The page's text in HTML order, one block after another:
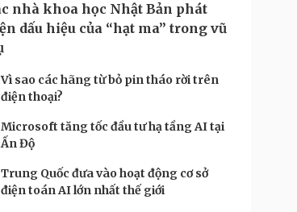
nhà khoa học Nhật Bản phát
dấu hiệu của “hạt ma” trong vũ
Vì sao các hãng từ bỏ pin tháo rời trên
điện thoại?
Microsoft tăng tốc đầu tư hạ tầng AI tại
Ấn Độ
Trung Quốc đưa vào hoạt động cơ sở
điện toán AI lớn nhất thế giới